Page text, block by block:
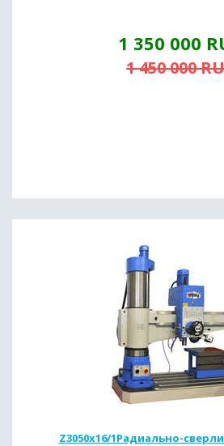
1 350 000
1 450 000
Z3050х16/1Радиально-